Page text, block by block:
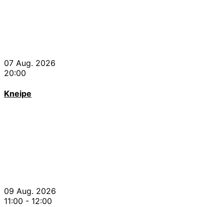
07 Aug. 2026
20:00
Kneipe
09 Aug. 2026
11:00 - 12:00